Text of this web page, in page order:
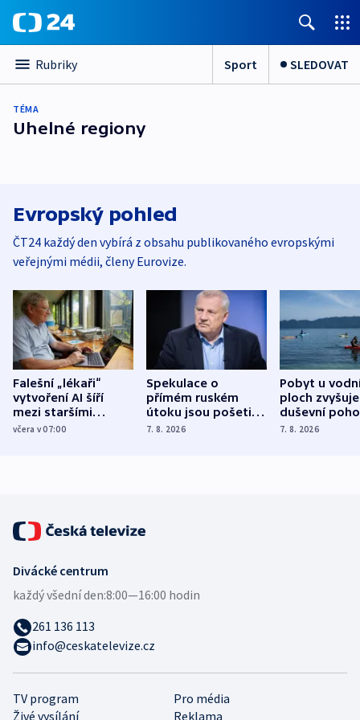
Rubriky Sport SLEDOVAT
TÉMA
Uhelné regiony
Evropský pohled
ČT24 každý den vybírá z obsahu publikovaného evropskými
veřejnými médii, členy Eurovize.
Falešní „lékaři“
vytvoření AI šíří
mezi staršími
Poláky nebezpečné
včera v 07:00
Spekulace o
přímém ruském
útoku jsou pošetilé,
míní estonský
7. 8. 2026
Pobyt u
ploch zvyšuje
duševní
ukázala
7. 8. 2026
TV program
Pro média
Živé vysílání
Reklama
Divácké centrum
každý všední den:8:00—16:00 hodin
261 136 113
info@ceskatelevize.cz